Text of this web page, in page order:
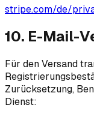
stripe.com/de/
10. E-Mail-
Für den Versand
Zurücksetzung,
Dienst: